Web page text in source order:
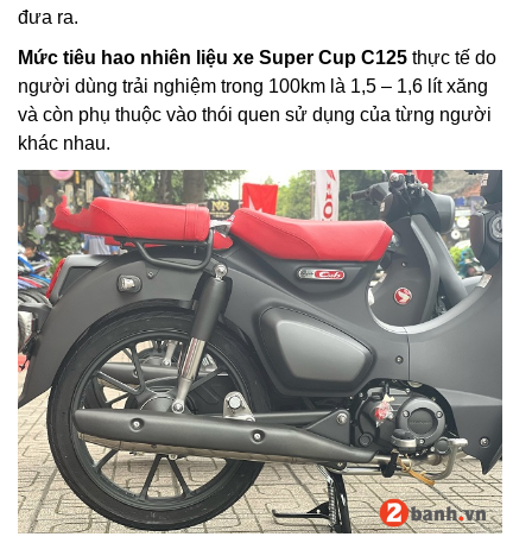
đưa ra.
Mức tiêu hao nhiên liệu xe Super Cup C125 thực tế do
người dùng trải nghiệm trong 100km là 1,5 – 1,6 lít xăng
và còn phụ thuộc vào thói quen sử dụng của từng người
khác nhau.